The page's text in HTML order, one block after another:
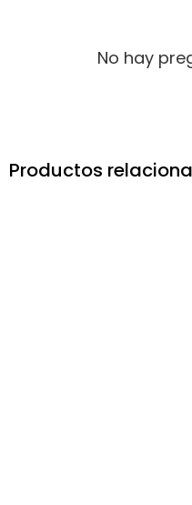
No hay
Productos